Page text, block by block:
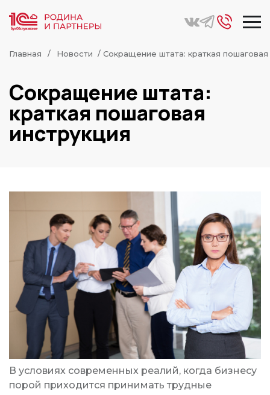
Главная Новости / Сокращение штата: краткая пошаговая
Сокращение штата:
краткая пошаговая
инструкция
В условиях современных реалий, когда бизнесу
порой приходится принимать трудные